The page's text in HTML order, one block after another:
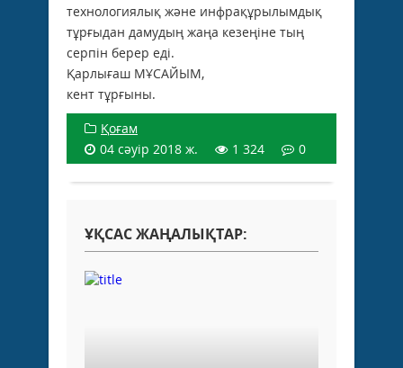
технологиялық және инфрақұрылымдық
тұрғыдан дамудың жаңа кезеңіне тың
серпін берер еді.
Қарлығаш МҰСАЙЫМ,
кент тұрғыны.
Қоғам
04 сәуір 2018 ж.
1 324 0
ҰҚСАС ЖАҢАЛЫҚТАР: